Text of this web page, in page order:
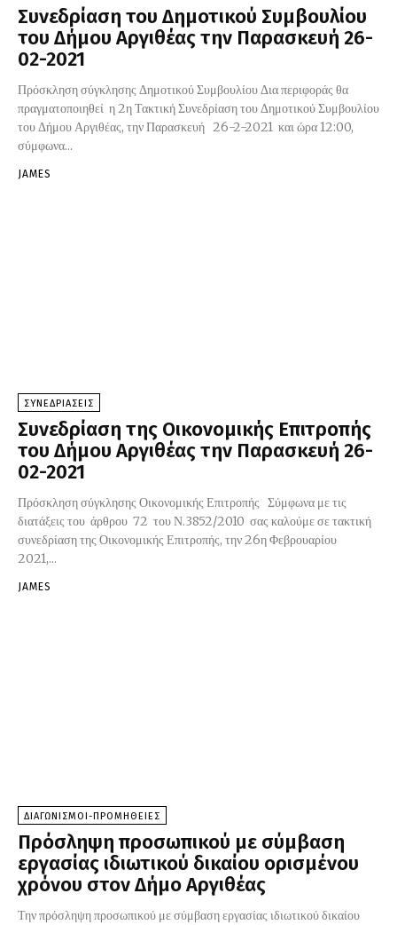
Συνεδρίαση του Δημοτικού Συμβουλίου
του Δήμου Αργιθέας την Παρασκευή 26-
02-2021
Πρόσκληση σύγκλησης Δημοτικού Συμβουλίου Δια περιφοράς θα
πραγματοποιηθεί η 2η Τακτική Συνεδρίαση του Δημοτικού Συμβουλίου
του Δήμου Αργιθέας, την Παρασκευή 26-2-2021 και ώρα 12:00,
σύμφωνα...
JAMES
ΣΥΝΕΔΡΙΑΣΕΙΣ
Συνεδρίαση της Οικονομικής Επιτροπής
του Δήμου Αργιθέας την Παρασκευή 26-
02-2021
Πρόσκληση σύγκλησης Οικονομικής Επιτροπής Σύμφωνα με τις
διατάξεις του άρθρου 72 του Ν.3852/2010 σας καλούμε σε τακτική
συνεδρίαση της Οικονομικής Επιτροπής, την 26η Φεβρουαρίου
2021,...
JAMES
ΔΙΑΓΩΝΙΣΜΟΙ-ΠΡΟΜΗΘΕΙΕΣ
Πρόσληψη προσωπικού με σύμβαση
εργασίας ιδιωτικού δικαίου ορισμένου
χρόνου στον Δήμο Αργιθέας
Την πρόσληψη προσωπικού με σύμβαση εργασίας ιδιωτικού δικαίου